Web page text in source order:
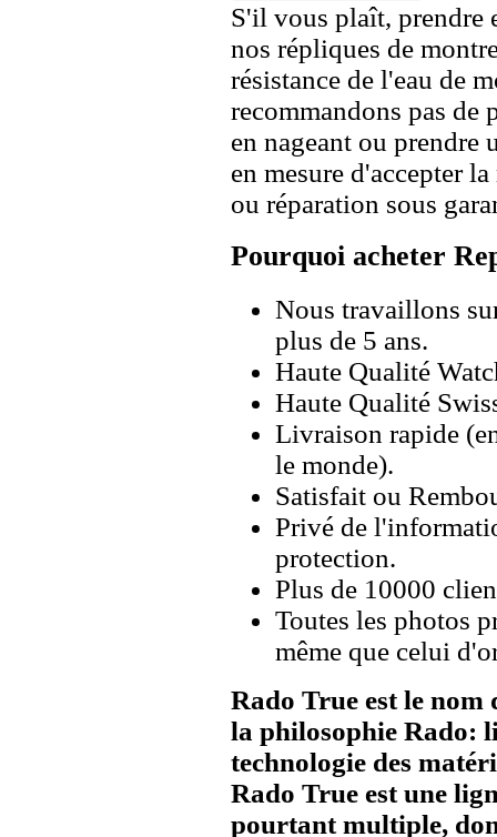
S'il vous plaît, prendre
nos répliques de
résistance de l'eau de
recommandons pas de
en nageant ou prendre
en mesure d'accepter
ou réparation sous
Pourquoi acheter
Nous travaillons
plus de 5 ans.
Haute Qualité
Haute Qualité
Livraison rapide
le monde).
Satisfait ou
Privé de
protection.
Plus de 10000
Toutes les photos
même que celui
Rado True est le
la philosophie Rado:
technologie des
Rado True est une
pourtant multiple,